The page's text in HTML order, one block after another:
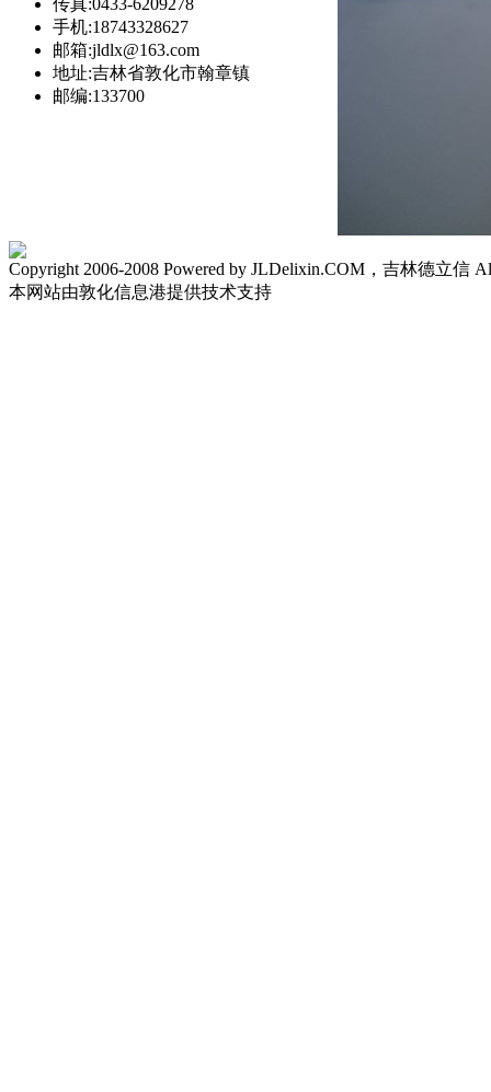
传真:0433-6209278
手机:18743328627
邮箱:jldlx@163.com
地址:吉林省敦化市翰章镇
邮编:133700
Copyright 2006-2008 Powered by JLDelixin.COM，吉林德立信
本网站由敦化信息港提供技术支持